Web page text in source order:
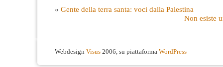
« Gente della terra santa: voci dalla Palestina
Non esiste
Webdesign Visus 2006, su piattaforma WordPress